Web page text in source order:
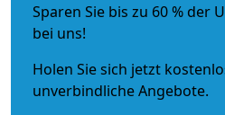
Sparen Sie bis zu 60 % der
bei uns!
Holen Sie sich jetzt
unverbindliche Angebote.